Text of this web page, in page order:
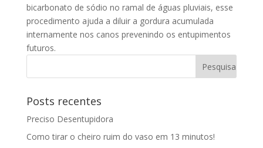
bicarbonato de sódio no ramal de águas pluviais, esse
procedimento ajuda a diluir a gordura acumulada
internamente nos canos prevenindo os entupimentos
futuros.
Posts recentes
Preciso Desentupidora
Como tirar o cheiro ruim do vaso em 13 minutos!